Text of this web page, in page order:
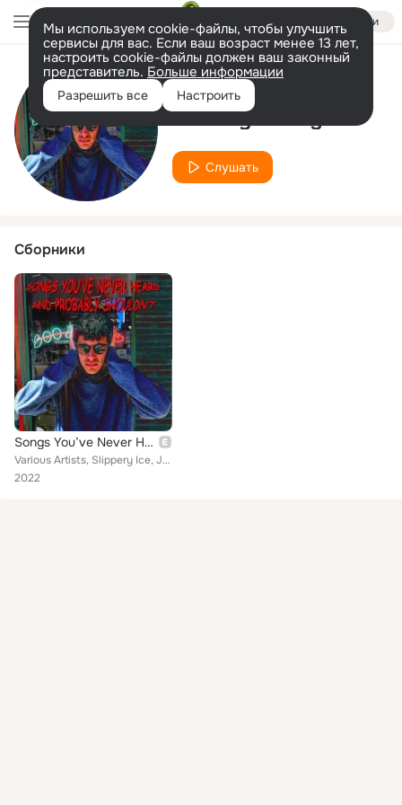
Войти
Мы используем cookie-файлы, чтобы улучшить
сервисы для вас. Если ваш возраст менее 13 лет,
настроить cookie-файлы должен ваш законный
представитель. Больше информации
Разрешить все Настроить
Исполнитель
Del Ray Swingers
Слушать
Сборники
Songs You’ve Never Heard and Probably Shouldn’t
Various Artists, Slippery Ice, Johnny Gee, Jimmy John Jet, Anchovy Redondo, The Surfin' Cowboys, The Packers feat. Del Ray Swing...
2022